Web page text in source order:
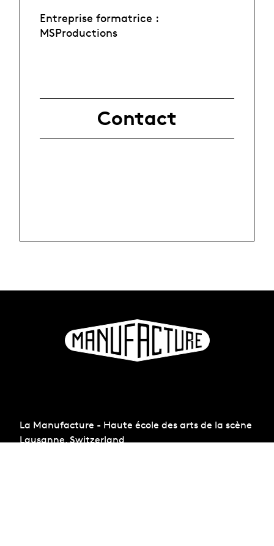
Entreprise formatrice :
MSProductions
Contact
La Manufacture - Haute école des arts de la scène
Lausanne, Switzerland